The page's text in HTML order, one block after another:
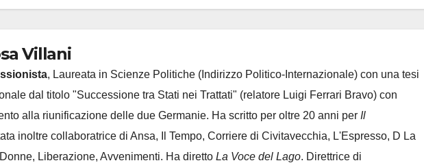
Villani
, Laureata in Scienze Politiche (Indirizzo Politico-Internazionale) con una tesi
dal titolo "Successione tra Stati nei Trattati" (relatore Luigi Ferrari Bravo) con
alla riunificazione delle due Germanie. Ha scritto per oltre 20 anni per Il
inoltre collaboratrice di Ansa, Il Tempo, Corriere di Civitavecchia, L'Espresso, D La
Liberazione, Avvenimenti. Ha diretto La Voce del Lago. Direttrice di